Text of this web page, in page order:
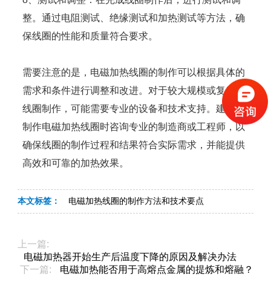
整。通过电阻测试、绝缘测试和加热测试等方法，确
保线圈的性能和质量符合要求。
需要注意的是，电磁加热线圈的制作可以根据具体的
需求和条件进行调整和改进。对于较大规模或复杂的
线圈制作，可能需要专业的设备和技术支持。建议在
制作电磁加热线圈时咨询专业的制造商或工程师，以
确保线圈的制作过程和结果符合实际需求，并能提供
高效和可靠的加热效果。
本文标签： 电磁加热线圈的制作方法和技术要点
上一篇:
电磁加热器开始生产后温度下降的原因及解决办法
下一篇:
电磁加热能否用于高熔点金属的提炼和熔融？